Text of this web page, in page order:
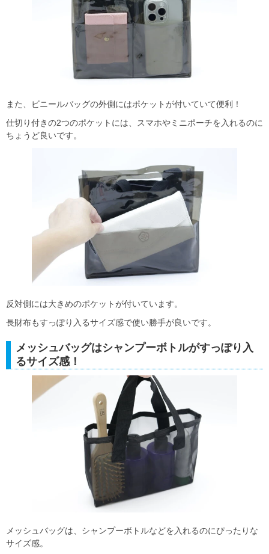
また、ビニールバッグの外側にはポケットが付いていて便利！
仕切り付きの2つのポケットには、スマホやミニポーチを入れるのに
ちょうど良いです。
反対側には大きめのポケットが付いています。
長財布もすっぽり入るサイズ感で使い勝手が良いです。
メッシュバッグはシャンプーボトルがすっぽり入
るサイズ感！
メッシュバッグは、シャンプーボトルなどを入れるのにぴったりな
サイズ感。